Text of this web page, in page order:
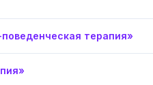
терапия»